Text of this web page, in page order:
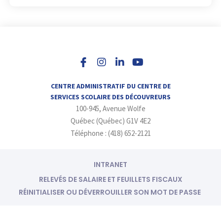
s
g
r
a
m
n
d
i
n
-
i
n
u
b
e
CENTRE ADMINISTRATIF DU CENTRE DE
SERVICES SCOLAIRE DES DÉCOUVREURS
100-945, Avenue Wolfe
Québec (Québec) G1V 4E2
Téléphone : (418) 652-2121
INTRANET
RELEVÉS DE SALAIRE ET FEUILLETS FISCAUX
RÉINITIALISER OU DÉVERROUILLER SON MOT DE PASSE